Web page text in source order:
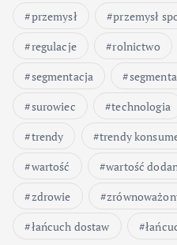
przemysł
przemysł
regulacje
rolnictwo
segmentacja
surowiec
technologia
trendy
trendy
wartość
wartość
zdrowie
łańcuch dostaw